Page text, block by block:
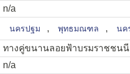
n/a
นครปฐม , พุทธมณฑล , นค
ทางคู่ขนานลอยฟ้าบรมราชชนนี
n/a